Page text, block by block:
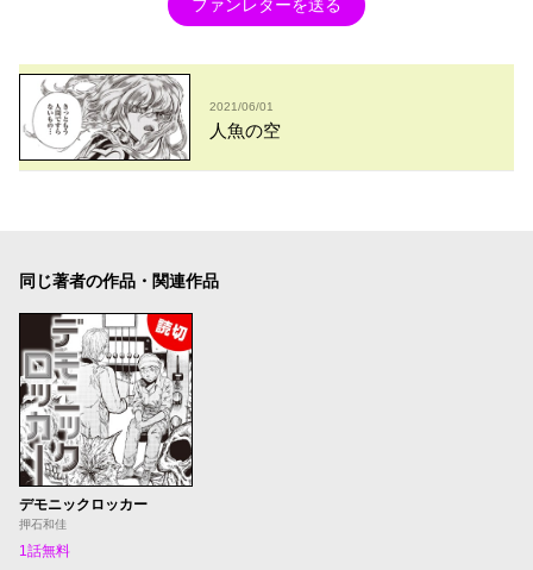
ファンレターを送る
2021/06/01
人魚の空
同じ著者の作品・関連作品
デモニックロッカー
押石和佳
1話無料